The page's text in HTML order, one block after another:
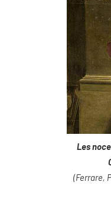
Les
(Ferrare,